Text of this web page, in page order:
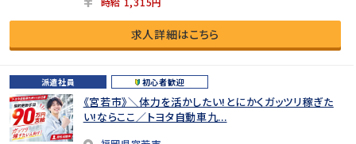
求人詳細はこちら
派遣社員 初心者歓迎
《宮若市》＼体力を活かしたい!とにかくガッツリ稼ぎた
い!ならここ／トヨタ自動車九...